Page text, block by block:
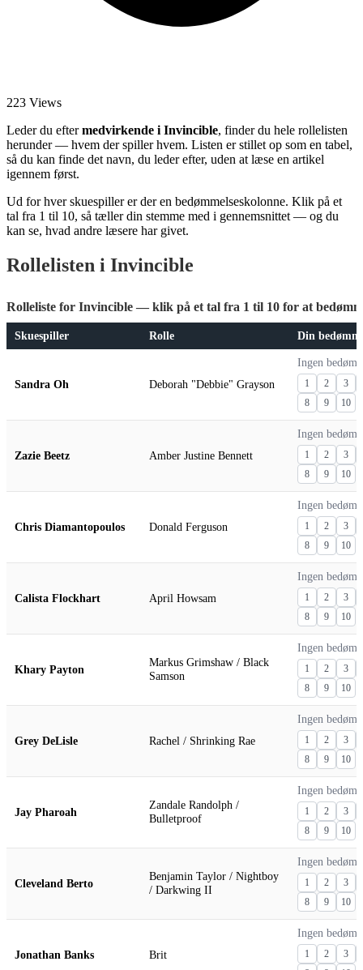
223 Views
Leder du eftermedvirkende i Invincible, finder du hele rollelisten
herunder — hvem der spiller hvem. Listen er stillet op som en tabel,
så du kan finde det navn, du leder efter, uden at læse en artikel
igennem først.
Ud for hver skuespiller er der en bedømmelseskolonne. Klik på et
tal fra 1 til 10, så tæller din stemme med i gennemsnittet — og du
kan se, hvad andre læsere har givet.
Rollelisten i Invincible
Rolleliste for Invincible — klik på et tal fra 1 til 10 for at
Skuespiller Rolle Din
Sandra Oh Deborah "Debbie" Grayson
Ingen
1 2
3
8
9 10
Zazie Beetz Amber Justine Bennett
Ingen
1 2
3
8
9 10
Chris Diamantopoulos Donald Ferguson
Ingen
1 2
3
8
9 10
Calista Flockhart April Howsam
Ingen
1 2
3
8
9 10
Khary Payton
Markus Grimshaw / Black
Samson
Ingen
1 2
3
8
9 10
Grey DeLisle Rachel / Shrinking Rae
Ingen
1 2
3
8
9 10
Jay Pharoah
Zandale Randolph /
Bulletproof
Ingen
1 2
3
8
9 10
Cleveland Berto
Benjamin Taylor / Nightboy
/ Darkwing II
Ingen
1 2
3
8
9 10
Jonathan Banks Brit
Ingen
1 2
3